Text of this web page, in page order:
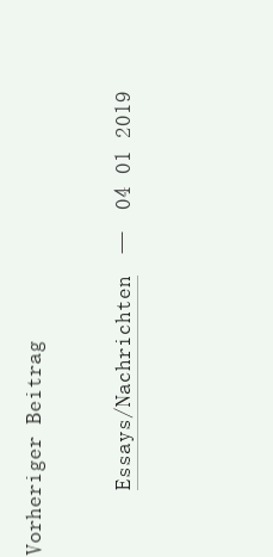
Essays/Nachrichten
04 01 2019
Vorheriger Beitrag